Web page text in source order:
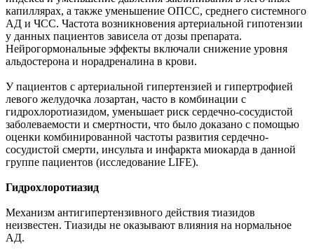
капиллярах, а также уменьшение ОПСС, среднего системного
АД и ЧСС. Частота возникновения артериальной гипотензии
у данных пациентов зависела от дозы препарата.
Нейрогормональные эффекты включали снижение уровня
альдостерона и норадреналина в крови.
У пациентов с артериальной гипертензией и гипертрофией
левого желудочка лозартан, часто в комбинации с
гидрохлоротиазидом, уменьшает риск сердечно-сосудистой
заболеваемости и смертности, что было доказано с помощью
оценки комбинированной частоты развития сердечно-
сосудистой смерти, инсульта и инфаркта миокарда в данной
группе пациентов (исследование LIFE).
Гидрохлоротиазид
Механизм антигипертензивного действия тиазидов
неизвестен. Тиазиды не оказывают влияния на нормальное
АД.